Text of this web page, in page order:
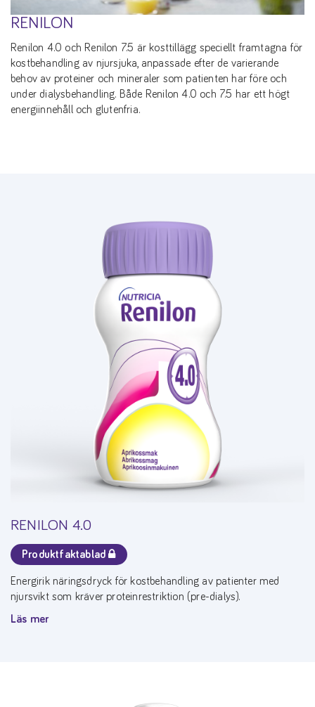
RENILON
Renilon 4.0 och Renilon 7.5 är kosttillägg speciellt framtagna för
kostbehandling av njursjuka, anpassade efter de varierande
behov av proteiner och mineraler som patienten har före och
under dialysbehandling. Både Renilon 4.0 och 7.5 har ett högt
energiinnehåll och glutenfria.
RENILON 4.0
Produktfaktablad
Energirik näringsdryck för kostbehandling av patienter med
njursvikt som kräver proteinrestriktion (pre-dialys).
Läs mer